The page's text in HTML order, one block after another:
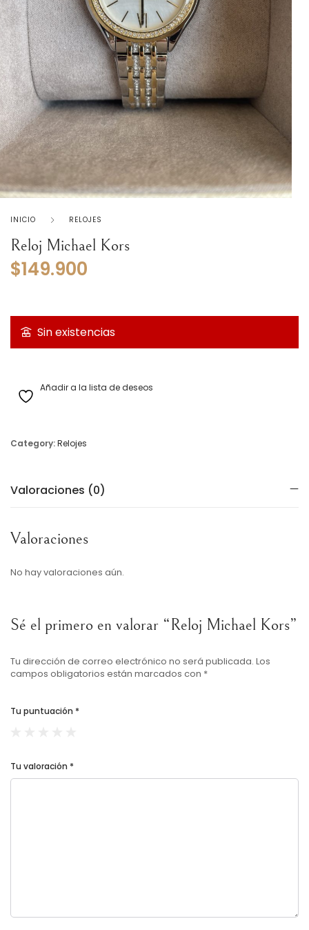
INICIO RELOJES
Reloj Michael Kors
$149.900
Sin existencias
Añadir a la lista de deseos
Category:Relojes
Valoraciones (0)
Valoraciones
No hay valoraciones aún.
Sé el primero en valorar “Reloj Michael Kors”
Tu dirección de correo electrónico no será publicada. Los
campos obligatorios están marcados con *
Tu puntuación *
Tu valoración *